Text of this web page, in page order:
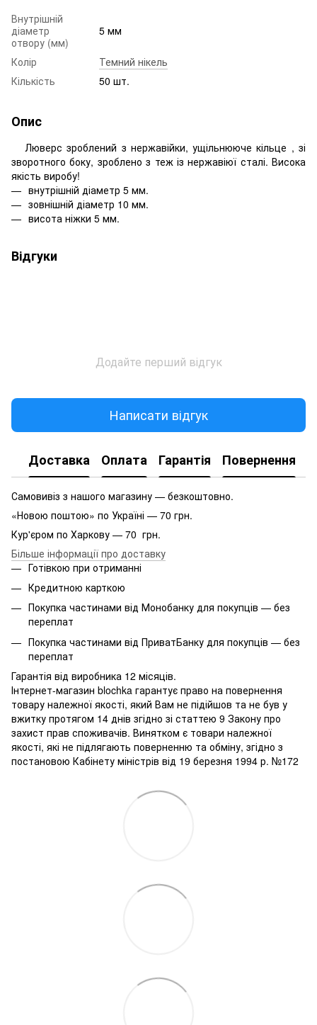
Внутрішній
діаметр
отвору (мм)
5 мм
Колір
Темний нікель
Кількість
50 шт.
Опис
Люверс зроблений з нержавійки, ущільнююче кільце , зі
зворотного боку, зроблено з теж із нержавіюї сталі. Висока
якість виробу!
внутрішній діаметр 5 мм.
зовнішній діаметр 10 мм.
висота ніжки 5 мм.
Відгуки
Додайте перший відгук
Написати відгук
Доставка Оплата Гарантія Повернення
Самовивіз з нашого магазину — безкоштовно.
«Новою поштою» по Україні — 70 грн.
Кур'єром по Харкову — 70 грн.
Більше інформації про доставку
Готівкою при отриманні
Кредитною карткою
Покупка частинами від Монобанку для покупців — без
переплат
Покупка частинами від ПриватБанку для покупців — без
переплат
Гарантія від виробника 12 місяців.
Інтернет-магазин blochka гарантує право на повернення
товару належної якості, який Вам не підійшов та не був у
вжитку протягом 14 днів згідно зі статтею 9 Закону про
захист прав споживачів. Винятком є ​​товари належної
якості, які не підлягають поверненню та обміну, згідно з
постановою Кабінету міністрів від 19 березня 1994 р. №172